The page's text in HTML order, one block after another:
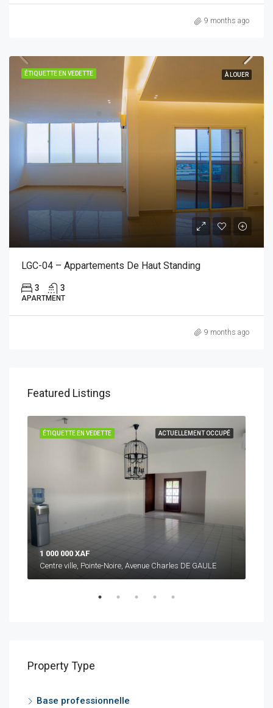
9 months ago
ÉTIQUETTE EN VEDETTE À LOUER
LGC-04 – Appartements De Haut Standing
3 3
APARTMENT
9 months ago
Featured Listings
ACTUELLEMENT OCCUPÉ
ÉTIQUETTE EN VEDETTE
1 000 000 XAF
Centre ville, Pointe-Noire, Avenue Charles DE GAULE
Property Type
Base professionnelle